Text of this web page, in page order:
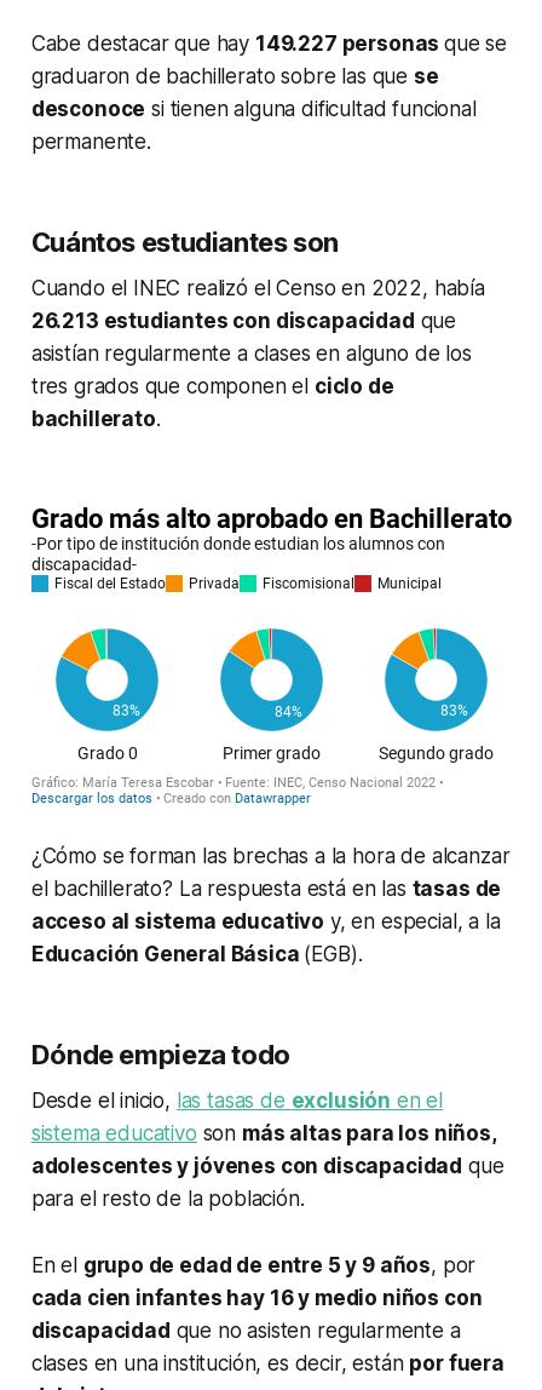
Cabe destacar que hay 149.227 personasque se
graduaron de bachillerato sobre las que se
desconoce si tienen alguna dificultad funcional
permanente.
Cuántos estudiantes son
Cuando el INEC realizó el Censo en 2022, había
26.213 estudiantes con discapacidad que
asistían regularmente a clases en alguno de los
tres grados que componen el ciclo de
bachillerato.
¿Cómo se forman las brechas a la hora de alcanzar
el bachillerato? La respuesta está en las tasas de
acceso al sistema educativo y, en especial, a la
Educación General Básica (EGB).
Dónde empieza todo
Desde el inicio, las tasas de exclusión en el
sistema educativo son más altas para los niños,
adolescentes y jóvenes con discapacidad que
para el resto de la población.
En el grupo de edad de entre 5 y 9 años, por
cada cien infantes hay 16 y medio niños con
discapacidad que no asisten regularmente a
clases en una institución, es decir, están por fuera